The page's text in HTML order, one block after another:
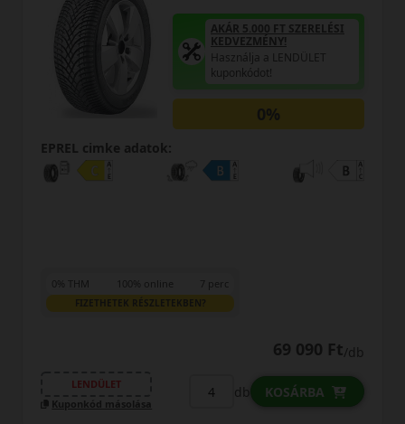
AKÁR 5.000 FT SZERELÉSI
KEDVEZMÉNY!
Használja a LENDÜLET
kuponkódot!
0%
EPREL cimke adatok:
0% THM 100% online 7 perc
FIZETHETEK RÉSZLETEKBEN?
69 090 Ft/db
LENDÜLET
Kuponkód másolása
db KOSÁRBA